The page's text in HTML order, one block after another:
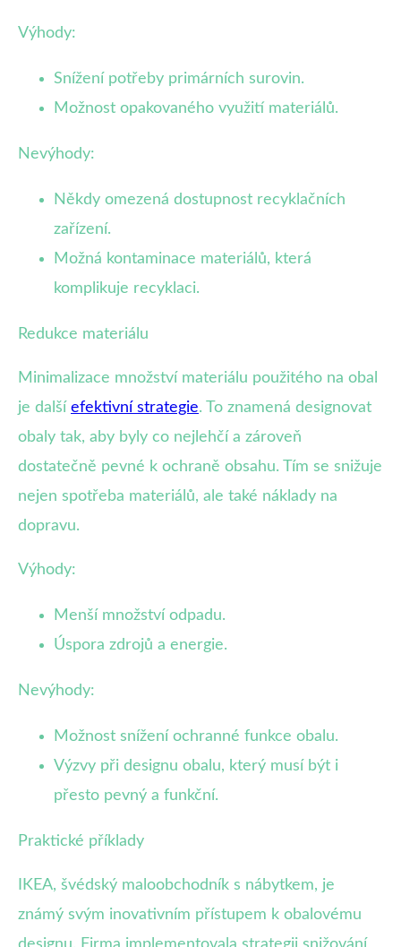
Výhody:
Snížení potřeby primárních surovin.
Možnost opakovaného využití materiálů.
Nevýhody:
Někdy omezená dostupnost recyklačních
zařízení.
Možná kontaminace materiálů, která
komplikuje recyklaci.
Redukce materiálu
Minimalizace množství materiálu použitého na obal
je další efektivní strategie. To znamená designovat
obaly tak, aby byly co nejlehčí a zároveň
dostatečně pevné k ochraně obsahu. Tím se snižuje
nejen spotřeba materiálů, ale také náklady na
dopravu.
Výhody:
Menší množství odpadu.
Úspora zdrojů a energie.
Nevýhody:
Možnost snížení ochranné funkce obalu.
Výzvy při designu obalu, který musí být i
přesto pevný a funkční.
Praktické příklady
IKEA, švédský maloobchodník s nábytkem, je
známý svým inovativním přístupem k obalovému